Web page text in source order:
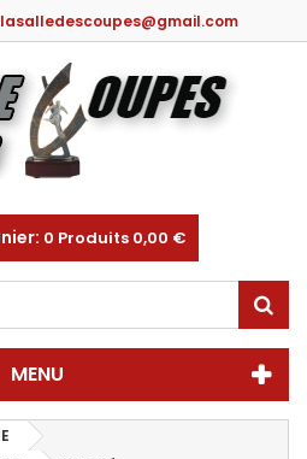
lasalledescoupes@gmail.com
0 Produits 0,00 €
MENU